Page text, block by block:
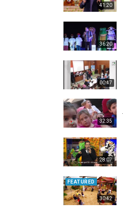
41:20
36:20
00:47
32:35
28:07
30:42
FEATURED